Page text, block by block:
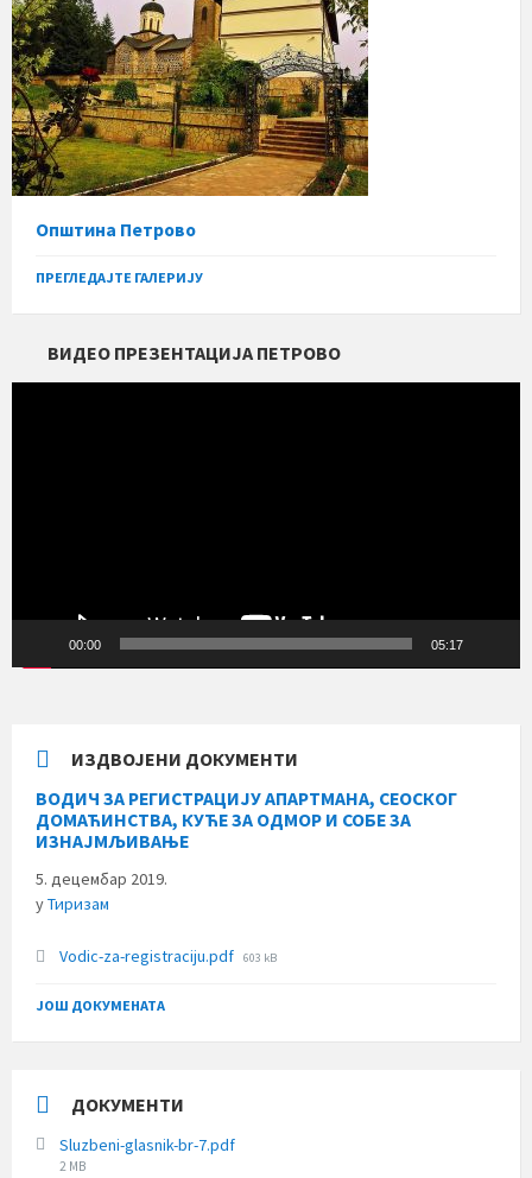
Општина Петрово
ПРЕГЛЕДАЈТЕ ГАЛЕРИЈУ
ВИДЕО ПРЕЗЕНТАЦИЈА ПЕТРОВО
00:00 05:17
ИЗДВОЈЕНИ ДОКУМЕНТИ
ВОДИЧ ЗА РЕГИСТРАЦИЈУ АПАРТМАНА, СЕОСКОГ
ДОМАЋИНСТВА, КУЋЕ ЗА ОДМОР И СОБЕ ЗА
ИЗНАЈМЉИВАЊЕ
5. децембар 2019.
уТиризам
Vodic-za-registraciju.pdf File
603 kB
ЈОШ ДОКУМЕНАТА
ДОКУМЕНТИ
Sluzbeni-glasnik-br-7.pdf
File
2 MB